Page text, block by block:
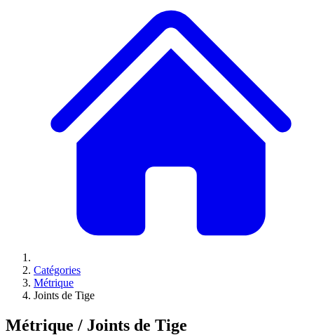
Catégories
Métrique
Joints de Tige
Métrique / Joints de Tige